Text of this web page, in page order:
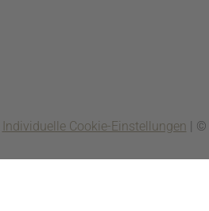
Individuelle Cookie-Einstellungen ©